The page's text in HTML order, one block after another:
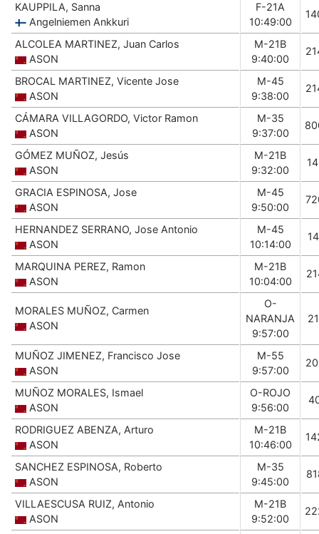
KAUPPILA, Sanna
Angelniemen Ankkuri
F-21A
10:49:00
ALCOLEA MARTINEZ, Juan Carlos
ASON
M-21B
9:40:00
BROCAL MARTINEZ, Vicente Jose
ASON
M-45
9:38:00
CÁMARA VILLAGORDO, Victor Ramon
ASON
M-35
9:37:00
GÓMEZ MUÑOZ, Jesús
ASON
M-21B
9:32:00
GRACIA ESPINOSA, Jose
ASON
M-45
9:50:00
HERNANDEZ SERRANO, Jose Antonio
ASON
M-45
10:14:00
MARQUINA PEREZ, Ramon
ASON
M-21B
10:04:00
MORALES MUÑOZ, Carmen
ASON
O-
NARANJA
9:57:00
MUÑOZ JIMENEZ, Francisco Jose
ASON
M-55
9:57:00
MUÑOZ MORALES, Ismael
ASON
O-ROJO
9:56:00
RODRIGUEZ ABENZA, Arturo
ASON
M-21B
10:46:00
SANCHEZ ESPINOSA, Roberto
ASON
M-35
9:45:00
VILLAESCUSA RUIZ, Antonio
ASON
M-21B
9:52:00